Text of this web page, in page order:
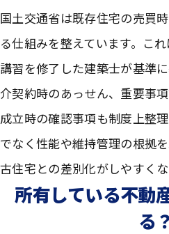
国土交通省は既存住宅の売買
る仕組みを整えています。こ
講習を修了した建築士が基準
介契約時のあっせん、重要事
成立時の確認事項も制度上整
でなく性能や維持管理の根拠
古住宅との差別化がしやすくな
所有している不動
る？